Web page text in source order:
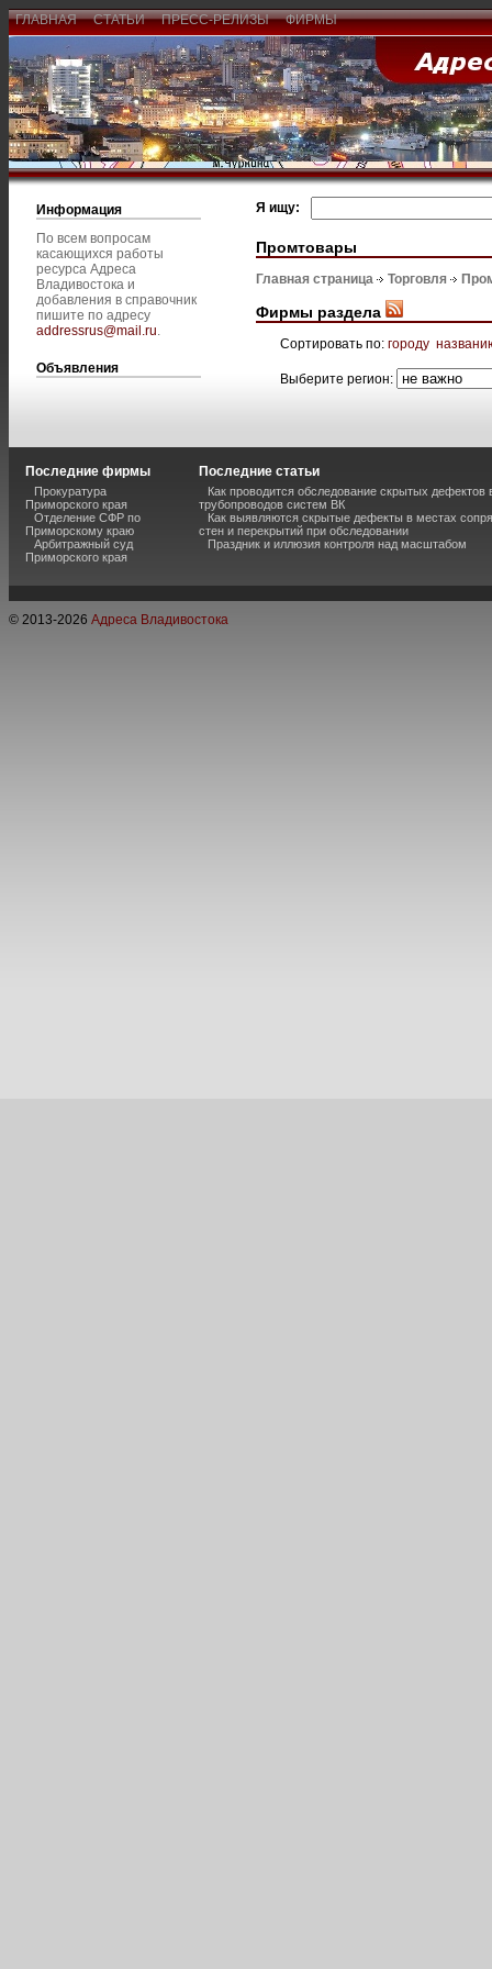
ГЛАВНАЯ СТАТЬИ ПРЕСС-РЕЛИЗЫ ФИРМЫ
Информация
По всем вопросам
касающихся работы
ресурса Адреса
Владивостока и
добавления в справочник
пишите по адресу
addressrus@mail.ru.
Объявления
Я ищу:
Промтовары
Главная страница Торговля
Фирмы раздела
Сортировать по: городу
Выберите регион:
Последние фирмы
Прокуратура
Приморского края
Отделение СФР по
Приморскому краю
Арбитражный суд
Приморского края
Последние статьи
Как проводится обследование скрытых дефектов
трубопроводов систем ВК
Как выявляются скрытые дефекты в местах
стен и перекрытий при обследовании
Праздник и иллюзия контроля над масштабом
© 2013-2026 Адреса Владивостока